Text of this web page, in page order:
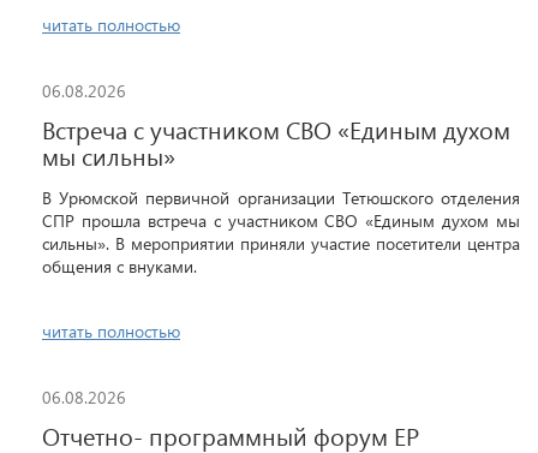
читать полностью
06.08.2026
Встреча с участником СВО «Единым духом
мы сильны»
В Урюмской первичной организации Тетюшского отделения
СПР прошла встреча с участником СВО «Единым духом мы
сильны». В мероприятии приняли участие посетители центра
общения с внуками.
читать полностью
06.08.2026
Отчетно- программный форум ЕР